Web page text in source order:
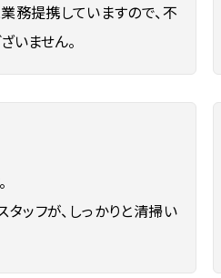
提携していますので、不
いません。
ッフが、しっかりと清掃い